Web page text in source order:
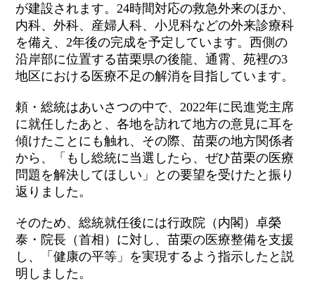
が建設されます。 24時間対応の救急外来のほか、
内科、外科、産婦人科、小児科などの外来診療科
を備え、 2年後の完成を予定しています。西側の
沿岸部に位置する苗栗県の後龍、通霄、苑裡の3
地区における医療不足の解消を目指しています。
頼・総統はあいさつの中で、 2022年に民進党主席
に就任したあと、各地を訪れて地方の意見に耳を
傾けたことにも触れ、その際、苗栗の地方関係者
から、「もし総統に当選したら、ぜひ苗栗の医療
問題を解決してほしい」との要望を受けたと振り
返りました。
そのため、総統就任後には行政院（内閣）卓榮
泰・院長（首相）に対し、苗栗の医療整備を支援
し、「健康の平等」を実現するよう指示したと説
明しました。